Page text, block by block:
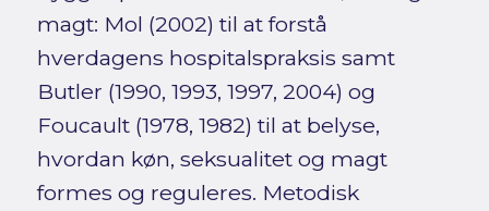
magt: Mol (2002) til at forstå
hverdagens hospitalspraksis samt
Butler (1990, 1993, 1997, 2004) og
Foucault (1978, 1982) til at belyse,
hvordan køn, seksualitet og magt
formes og reguleres. Metodisk